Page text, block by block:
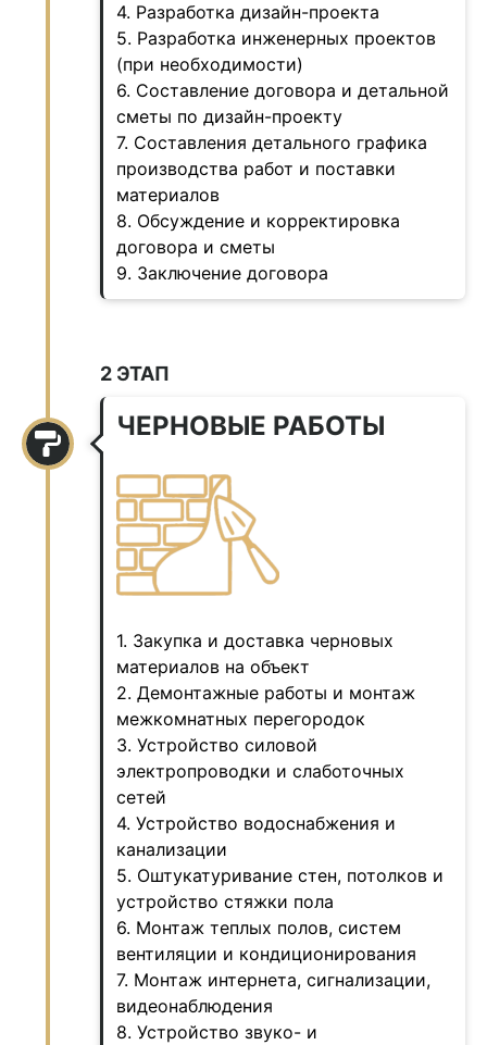
4. Разработка дизайн-проекта
5. Разработка инженерных проектов
(при необходимости)
6. Составление договора и детальной
сметы по дизайн-проекту
7. Составления детального графика
производства работ и поставки
материалов
8. Обсуждение и корректировка
договора и сметы
9. Заключение договора
2 ЭТАП
ЧЕРНОВЫЕ РАБОТЫ
1. Закупка и доставка черновых
материалов на объект
2. Демонтажные работы и монтаж
межкомнатных перегородок
3. Устройство силовой
электропроводки и слаботочных
сетей
4. Устройство водоснабжения и
канализации
5. Оштукатуривание стен, потолков и
устройство стяжки пола
6. Монтаж теплых полов, систем
вентиляции и кондиционирования
7. Монтаж интернета, сигнализации,
видеонаблюдения
8. Устройство звуко- и